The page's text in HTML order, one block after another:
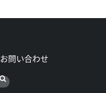
お問い合わせ